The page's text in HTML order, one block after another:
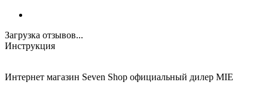
Загрузка отзывов...
Инструкция
Интернет магазин Seven Shop официальный дилер MIE